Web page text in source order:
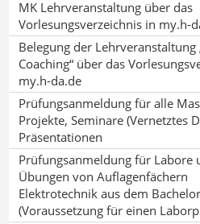
MK Lehrveranstaltung über das
Vorlesungsverzeichnis in my.h-
Belegung der Lehrveranstaltung
Coaching“ über das
my.h-da.de
Prüfungsanmeldung für alle
Projekte, Seminare (Vernetztes
Präsentationen
Prüfungsanmeldung für Labore
Übungen von Auflagenfächern
Elektrotechnik aus dem Bachelor
(Voraussetzung für einen